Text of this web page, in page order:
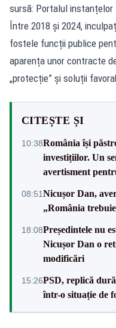
sursă: Portalul instanțelor
Între 2018 și 2024,
fostele funcții publice
aparența unor contracte
„protecție” și soluții
CITEȘTE ȘI
10:38România își
investițiilor. Un
avertisment
08:51Nicușor Dan,
„România
18:08Președintele nu
Nicușor Dan o
modificări
15:26PSD, replică
într-o situație de